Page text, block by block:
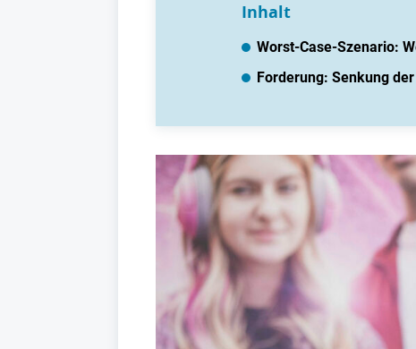
Inhalt
Worst-Case-Szenario:
Forderung: Senkung